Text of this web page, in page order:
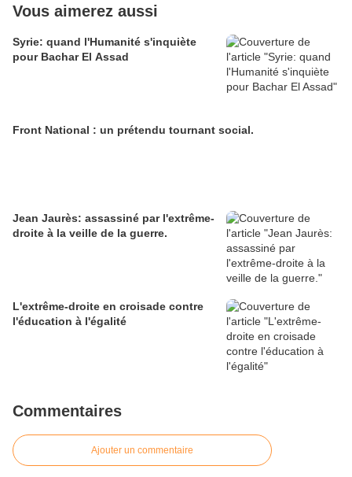
Vous aimerez aussi
Syrie: quand l'Humanité s'inquiète
pour Bachar El Assad
Front National : un prétendu tournant social.
Jean Jaurès: assassiné par l'extrême-
droite à la veille de la guerre.
L'extrême-droite en croisade contre
l'éducation à l'égalité
Commentaires
Ajouter un commentaire